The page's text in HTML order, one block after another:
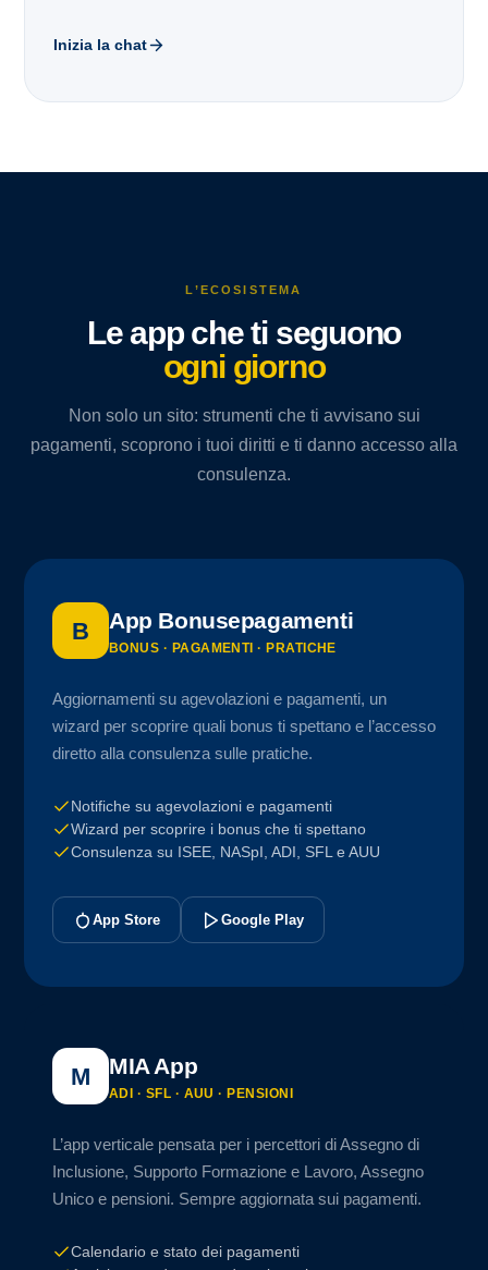
Inizia la chat
L’ECOSISTEMA
Le app che ti seguono
ogni giorno
Non solo un sito: strumenti che ti avvisano sui
pagamenti, scoprono i tuoi diritti e ti danno accesso alla
consulenza.
B App Bonusepagamenti
BONUS · PAGAMENTI · PRATICHE
Aggiornamenti su agevolazioni e pagamenti, un
wizard per scoprire quali bonus ti spettano e l’accesso
diretto alla consulenza sulle pratiche.
Notifiche su agevolazioni e pagamenti
Wizard per scoprire i bonus che ti spettano
Consulenza su ISEE, NASpI, ADI, SFL e AUU
App Store Google Play
M MIA App
ADI · SFL · AUU · PENSIONI
L’app verticale pensata per i percettori di Assegno di
Inclusione, Supporto Formazione e Lavoro, Assegno
Unico e pensioni. Sempre aggiornata sui pagamenti.
Calendario e stato dei pagamenti